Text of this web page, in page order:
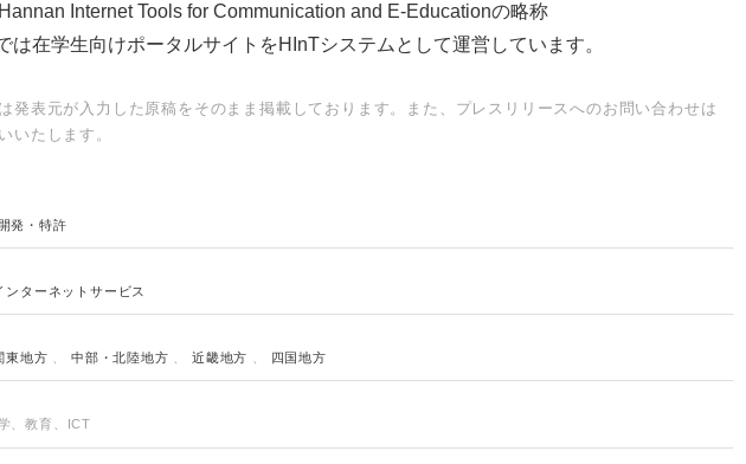
Internet Tools for Communication and E-Educationの略称
生向けポータルサイトをHInTシステムとして運営しています。
発表元が入力した原稿をそのまま掲載しております。また、プレスリリースへのお問い合わせは
いたします。
発・特許
ンターネットサービス
東地方 、中部・北陸地方 、近畿地方 四国地方
、教育、ICT